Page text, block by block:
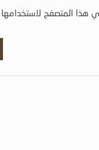
هذا المتصفح لاستخدامها